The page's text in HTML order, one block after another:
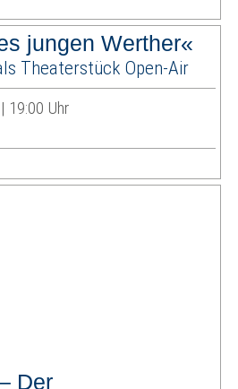
jungen Werther«
Theaterstück Open-Air
19:00 Uhr
Der